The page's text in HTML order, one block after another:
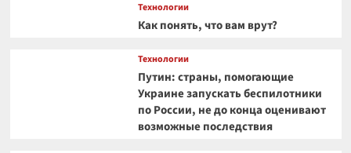
Технологии
Как понять, что вам врут?
Технологии
Путин: страны, помогающие
Украине запускать беспилотники
по России, не до конца оценивают
возможные последствия